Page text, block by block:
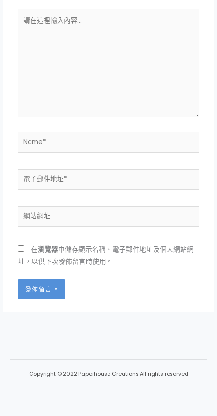
在
Name*
電
*
網
址
在瀏覽器中儲存顯示名稱、電子郵件地址及個人網站網
址，以供下次發佈留言時使用。
Copyright © 2022 Paperhouse Creations All rights reserved